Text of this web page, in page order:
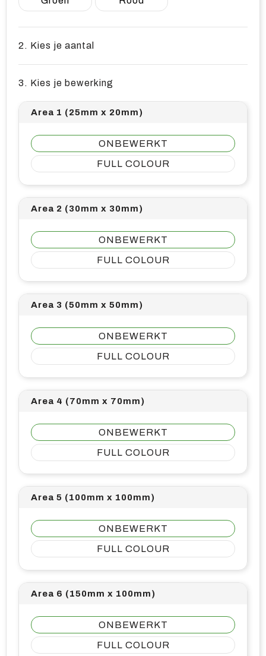
2. Kies je aantal
3. Kies je bewerking
Area 1 (25mm x 20mm)
ONBEWERKT
FULL COLOUR
Area 2 (30mm x 30mm)
ONBEWERKT
FULL COLOUR
Area 3 (50mm x 50mm)
ONBEWERKT
FULL COLOUR
Area 4 (70mm x 70mm)
ONBEWERKT
FULL COLOUR
Area 5 (100mm x 100mm)
ONBEWERKT
FULL COLOUR
Area 6 (150mm x 100mm)
ONBEWERKT
FULL COLOUR